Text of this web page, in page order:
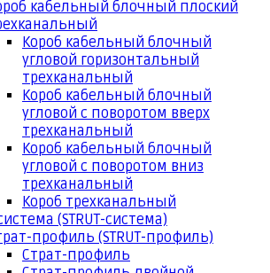
кабельный блочный плоский
Короб кабельный блочный
угловой горизонтальный
трехканальный
Короб кабельный блочный
угловой с поворотом вверх
трехканальный
Короб кабельный блочный
угловой с поворотом вниз
трехканальный
Короб трехканальный
(STRUT-система)
профиль (STRUT-профиль)
Страт-профиль